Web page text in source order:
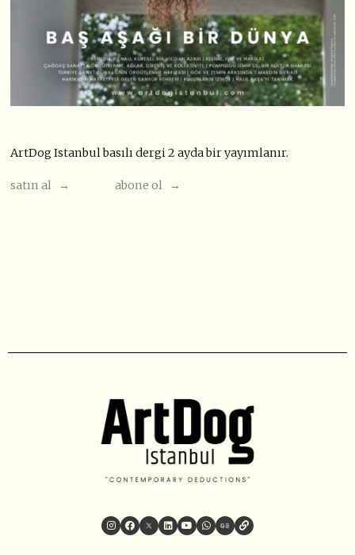
ArtDog Istanbul basılı dergi 2 ayda bir yayımlanır.
satın al → abone ol →